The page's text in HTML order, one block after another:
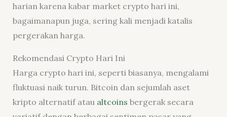
harian karena kabar market crypto hari ini,
bagaimanapun juga, sering kali menjadi katalis
pergerakan harga.
Rekomendasi Crypto Hari Ini
Harga crypto hari ini, seperti biasanya, mengalami
fluktuasi naik turun. Bitcoin dan sejumlah aset
kripto alternatif atau altcoins bergerak secara